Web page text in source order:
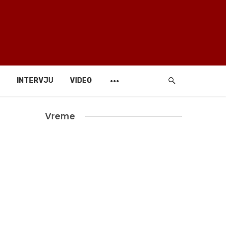
INTERVJU VIDEO
Vreme